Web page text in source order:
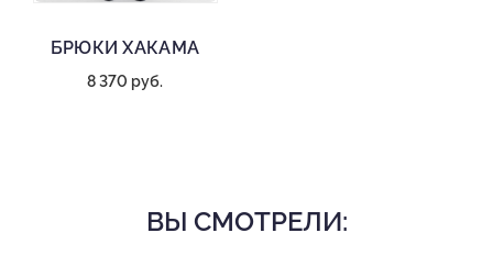
БРЮКИ ХАКАМА
8 370 руб.
ВЫ СМОТРЕЛИ: